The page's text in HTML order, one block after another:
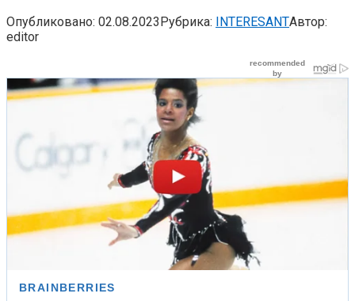
Опубликовано: 02.08.2023Рубрика: INTERESANTАвтор:
editor